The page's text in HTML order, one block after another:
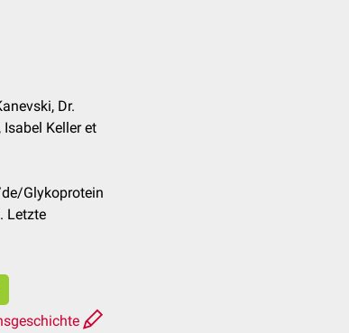
Dr.
Keller et
Glykoprotein
Letzte